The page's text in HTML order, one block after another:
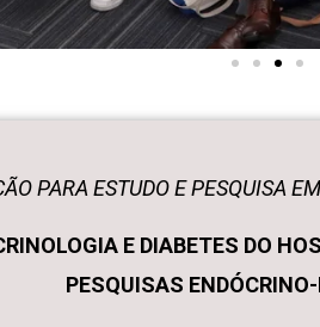
PARA ESTUDO E PESQUISA
E DIABETES DO
PESQUISAS